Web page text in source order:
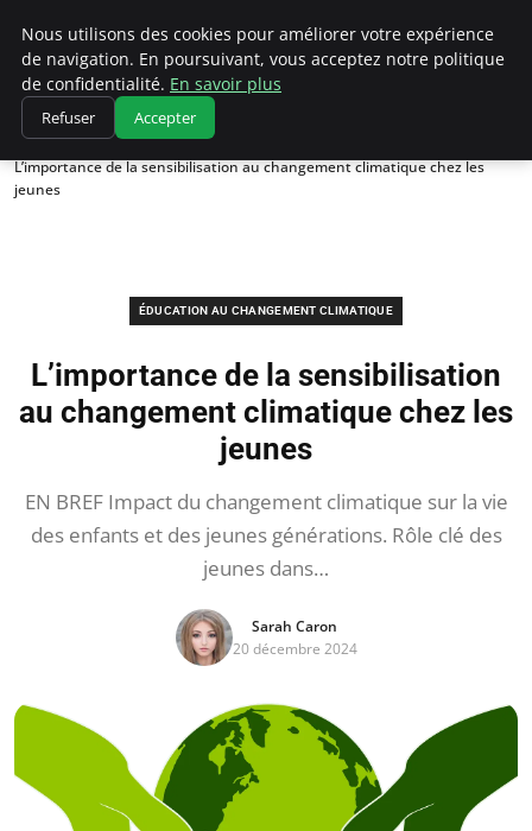
Climatedebtagents
Accueil
Éducation au changement climatique
L’importance de la sensibilisation au changement climatique chez les
jeunes
ÉDUCATION AU CHANGEMENT CLIMATIQUE
L’importance de la sensibilisation
au changement climatique chez les
jeunes
EN BREF Impact du changement climatique sur la vie
des enfants et des jeunes générations. Rôle clé des
jeunes dans…
Sarah Caron
20 décembre 2024
Nous utilisons des cookies pour améliorer votre expérience
de navigation. En poursuivant, vous acceptez notre politique
de confidentialité. En savoir plus
Refuser Accepter